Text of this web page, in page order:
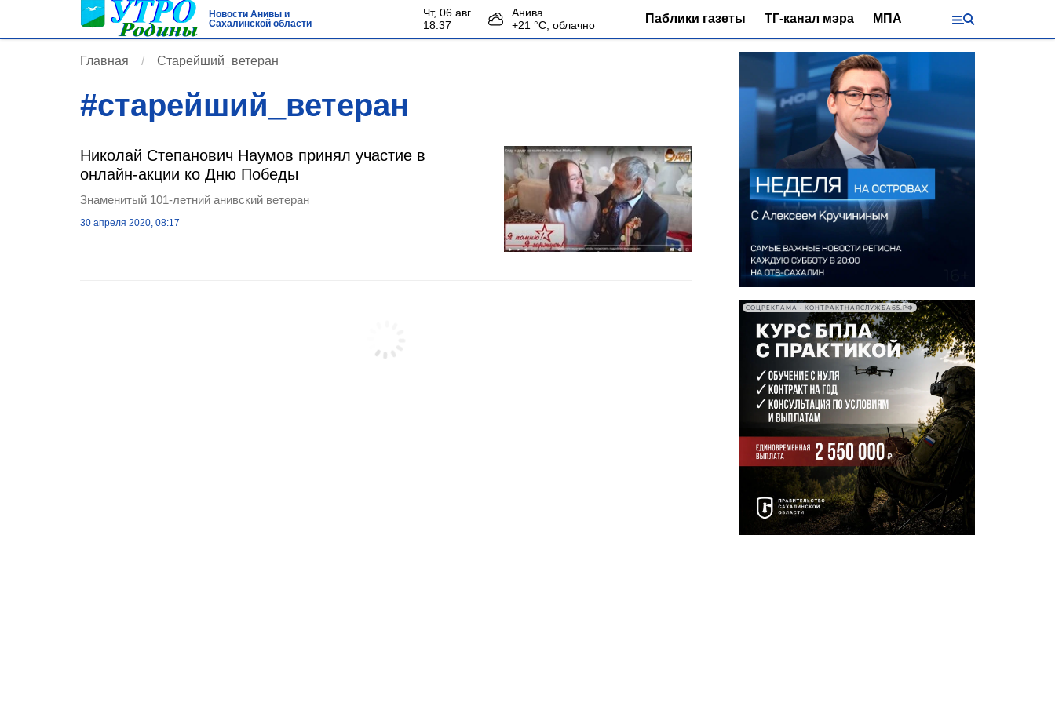
Новости Анивы и
Сахалинской области
чт, 06 авг.
18:37
Анива
+21 °С, облачно Паблики газеты ТГ-канал мэра МПА
Главная Старейший_ветеран
#старейший_ветеран
Николай Степанович Наумов принял участие в
онлайн-акции ко Дню Победы
Знаменитый 101-летний анивский ветеран
30 апреля 2020, 08:17
СОЦРЕКЛАМА • КОНТРАКТНАЯСЛУЖБА65.РФ